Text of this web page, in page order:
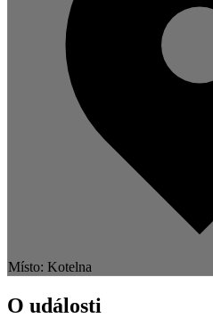
Místo: Kotelna
O události